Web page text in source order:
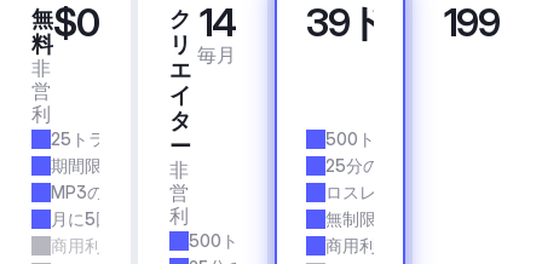
無
料
非
営
利
$0
25トラック/月
期間限定
MP3の品質
月に5回のダウンロード
商用利用
ク
リ
エ
イ
タ
ー
非
営
利
14
毎月
500トラック/月
プ
ロ
39ドル
500トラック/月
25分の所要時間
ロスレス品質
無制限のダウンロード
商用利用
ビ
ジ
199